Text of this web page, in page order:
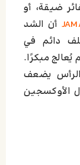
ضيقة، أو
أن الشد
دائم في
يُعالج مبكرًا.
يضعف
الأوكسجين